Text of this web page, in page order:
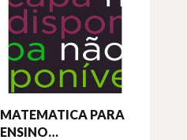
MATEMATICA PARA
ENSINO